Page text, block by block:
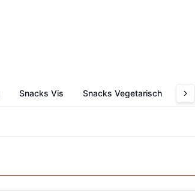
Snacks Vis Snacks Vegetarisch